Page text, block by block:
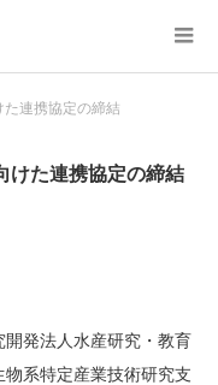
連携協定の締結
けた連携協定の締結
発法人水産研究・教育
系特定産業技術研究支